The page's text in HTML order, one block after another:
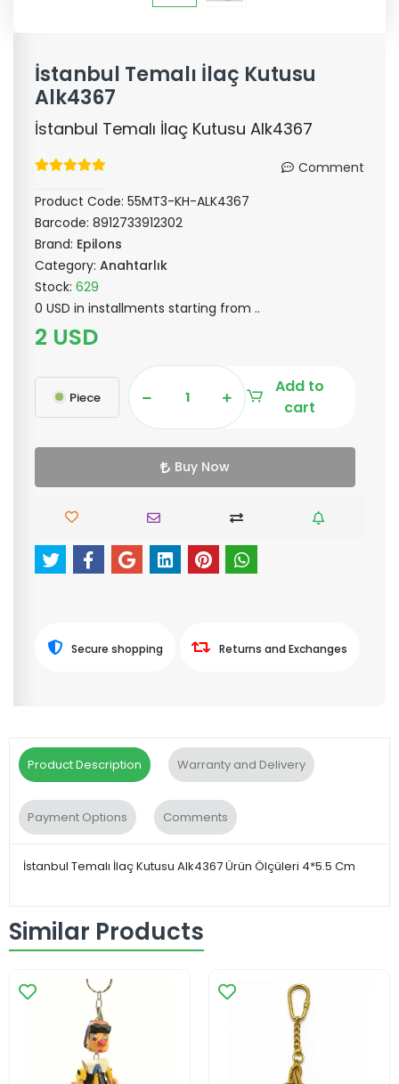
İstanbul Temalı İlaç Kutusu
Alk4367
İstanbul Temalı İlaç Kutusu Alk4367
Comment
Product Code: 55MT3-KH-ALK4367
Barcode: 8912733912302
Brand: Epilons
Category: Anahtarlık
Stock: 629
0 USD in installments starting from ..
2 USD
Piece
Add to
cart
Buy Now
Secure shopping Returns and Exchanges
Product Description Warranty and Delivery
Payment Options Comments
İstanbul Temalı İlaç Kutusu Alk4367 Ürün Ölçüleri 4*5.5 Cm
Similar Products